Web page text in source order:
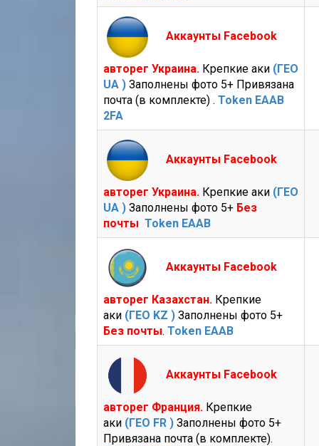
Аккаунты Facebook
авторег Украина. Крепкие аки (ГЕО
UA ) Заполнены фото 5+ Привязана
почта (в комплекте) . Token EAAB
2FA
Аккаунты Facebook
авторег Украина. Крепкие аки (ГЕО
UA ) Заполнены фото 5+ Без
почты Token EAAB
Аккаунты Facebook
авторег Казахстан. Крепкие
аки (ГЕО KZ ) Заполнены фото 5+
Без почты. Token EAAB
Аккаунты Facebook
авторег Франция. Крепкие
аки (ГЕО FR ) Заполнены фото 5+
Привязана почта (в комплекте).